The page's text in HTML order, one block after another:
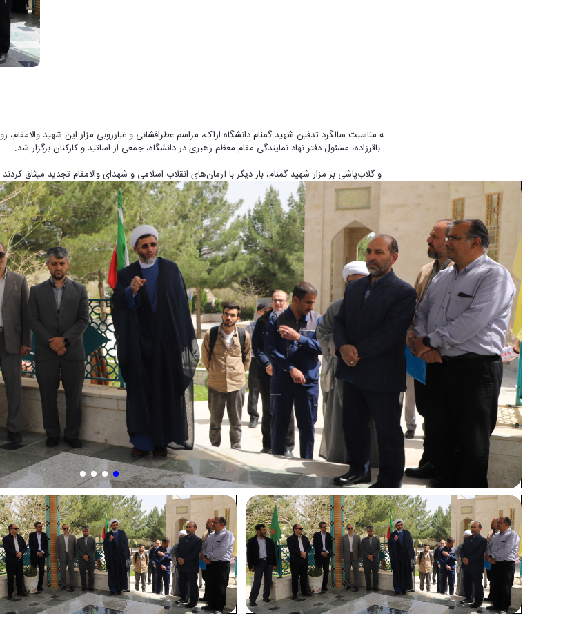
دانشگاه اراک، حجت‌الاسلام والمسلمین باقرزاده، مسئول دفتر نهاد نمایندگی مقام معظم رهبری در دانشگاه، جمعی از اساتید و کارکنان برگزار شد.
در این مراسم ، حاضران با قرائت فاتحه و گلاب‌پاشی بر مزار شهید گمنام، بار دیگر با آرمان‌های انقلاب اسلامی و شهدای والامقام تجدید میثاق کردند.